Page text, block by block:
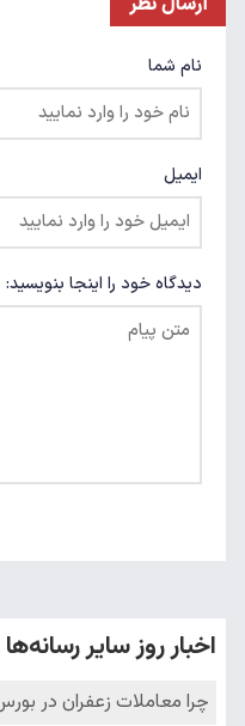
نام شما
ایمیل
دیدگاه خود را اینجا بنویسید: